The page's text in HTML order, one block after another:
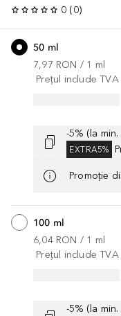
0 (0)
50 ml
7,97 RON / 1 ml
Prețul include TVA
-5% (la
EXTRA5%
Promoție
100 ml
6,04 RON / 1 ml
Prețul include TVA
-5% (la